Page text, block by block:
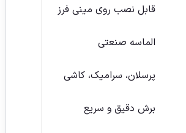
قابل نصب روی مینی فرز
الماسه صنعتی
پرسلان، سرامیک، کاشی
برش دقیق و سریع